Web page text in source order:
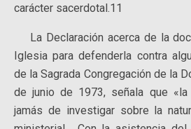
carácter sacerdotal.11
La Declaración acerca de la
Iglesia para defenderla contra
de la Sagrada Congregación de la
de junio de 1973, señala que
jamás de investigar sobre la